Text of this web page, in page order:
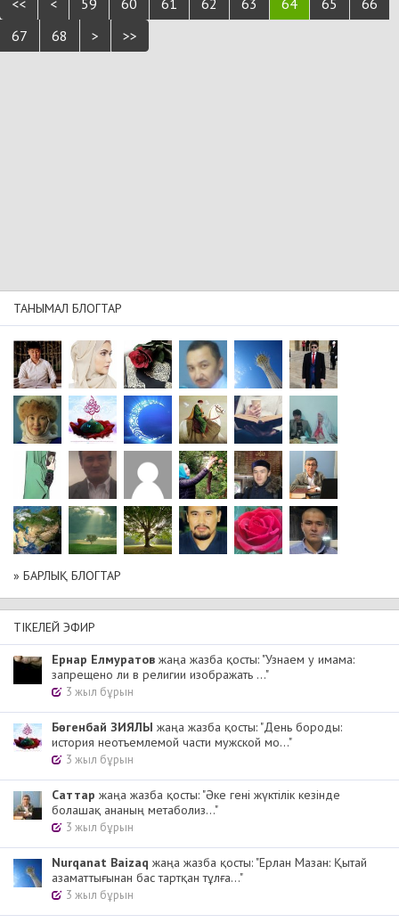
<< < 59 60 61 62 63 64 65
66
67
68 > >>
ТАНЫМАЛ БЛОГТАР
» БАРЛЫҚ БЛОГТАР
ТІКЕЛЕЙ ЭФИР
Ернар Елмуратов жаңа жазба қосты: "Узнаем у имама:
запрещено ли в религии изображать ..."
3 жыл бұрын
Бөгенбай ЗИЯЛЫ жаңа жазба қосты: "День бороды:
история неотъемлемой части мужской мо..."
3 жыл бұрын
Cаттар жаңа жазба қосты: "Әке гені жүктілік кезінде
болашақ ананың метаболиз..."
3 жыл бұрын
Nurqanat Baizaq жаңа жазба қосты: "Ерлан Мазан: Қытай
азаматтығынан бас тартқан тұлға..."
3 жыл бұрын